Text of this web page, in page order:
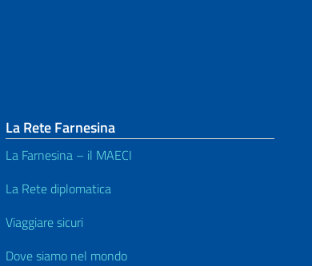
La Rete Farnesina
La Farnesina – il MAECI
La Rete diplomatica
Viaggiare sicuri
Dove siamo nel mondo